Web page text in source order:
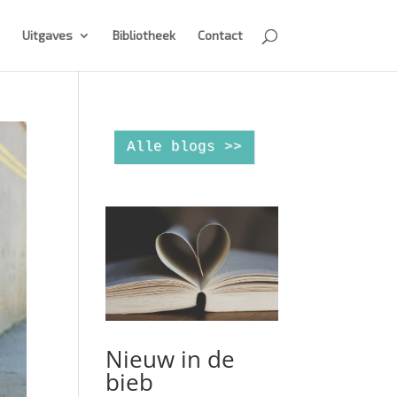
Uitgaves Bibliotheek Contact
Alle blogs >>
Nieuw in de
bieb